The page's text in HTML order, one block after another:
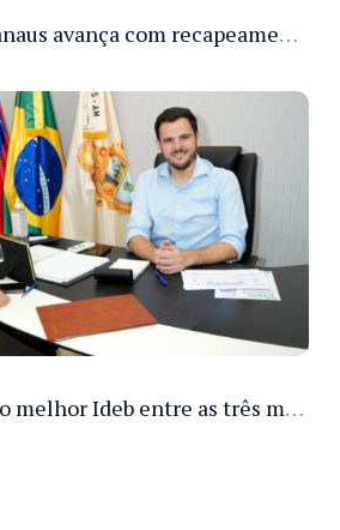
Prefeitura de Manaus avança com recapeamento no Parque Rio Solimões e cobre cerca de 30 ruas
Manaus alcança o melhor Ideb entre as três maiores redes municipais do país em 2025 com avanço na aprendizagem